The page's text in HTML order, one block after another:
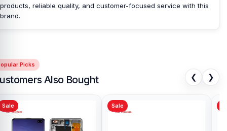
products, reliable quality, and customer-focused service with this
brand.
Picks
Also Bought ❮ ❯
Sale Sale